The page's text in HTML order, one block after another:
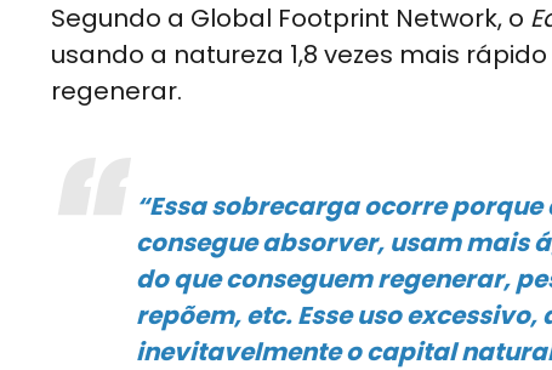
Segundo a Global Footprint Network, o
usando a natureza 1,8 vezes mais
regenerar.
“Essa sobrecarga ocorre
consegue absorver, usam mais
do que conseguem regenerar,
repõem, etc. Esse uso
inevitavelmente o capital